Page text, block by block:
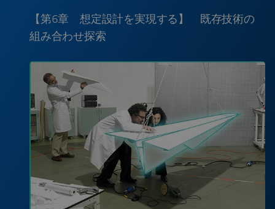
【第6章 想定設計を実現する】 既存技術の
組み合わせ探索